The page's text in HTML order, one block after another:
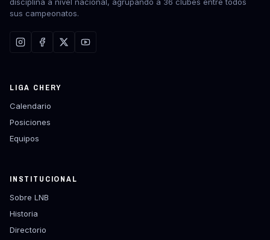
sus campeonatos.
LIGA CHERY
Calendario
Posiciones
Equipos
INSTITUCIONAL
Sobre LNB
Historia
Directorio